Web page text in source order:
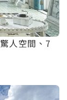
人空間、7